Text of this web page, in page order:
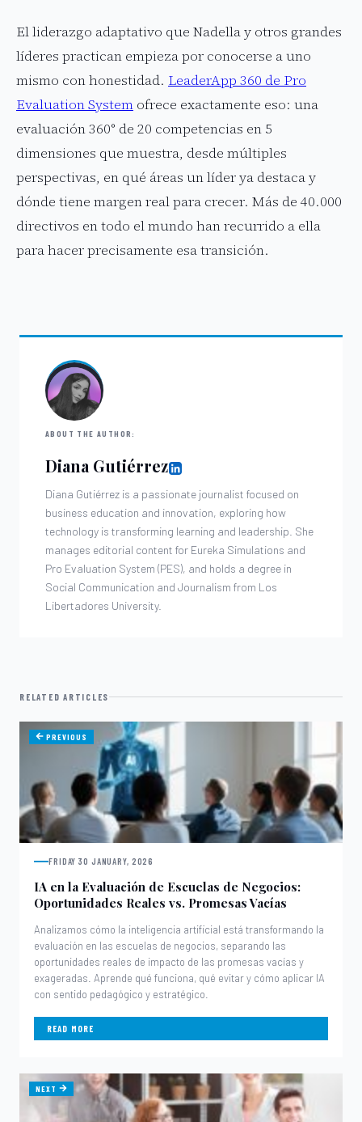
El liderazgo adaptativo que Nadella y otros grandes
líderes practican empieza por conocerse a uno
mismo con honestidad. LeaderApp 360 de Pro
Evaluation System ofrece exactamente eso: una
evaluación 360° de 20 competencias en 5
dimensiones que muestra, desde múltiples
perspectivas, en qué áreas un líder ya destaca y
dónde tiene margen real para crecer. Más de 40.000
directivos en todo el mundo han recurrido a ella
para hacer precisamente esa transición.
ABOUT THE AUTHOR:
Diana Gutiérrez
Diana Gutiérrez is a passionate journalist focused on
business education and innovation, exploring how
technology is transforming learning and leadership. She
manages editorial content for Eureka Simulations and
Pro Evaluation System (PES), and holds a degree in
Social Communication and Journalism from Los
Libertadores University.
RELATED ARTICLES
PREVIOUS
FRIDAY 30 JANUARY, 2026
IA en la Evaluación de Escuelas de Negocios:
Oportunidades Reales vs. Promesas Vacías
Analizamos cómo la inteligencia artificial está transformando la
evaluación en las escuelas de negocios, separando las
oportunidades reales de impacto de las promesas vacías y
exageradas. Aprende qué funciona, qué evitar y cómo aplicar IA
con sentido pedagógico y estratégico.
READ MORE
NEXT